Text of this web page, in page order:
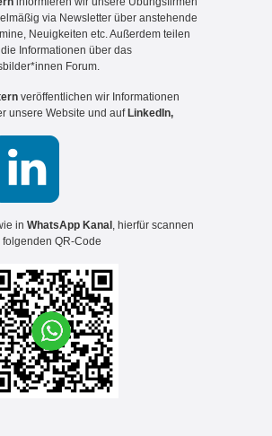
via Newsletter über anstehende
Neuigkeiten etc. Außerdem teilen
Informationen über das
Forum.
veröffentlichen wir Informationen
unsere Website und auf LinkedIn,
in WhatsApp Kanal , hierfür scannen
folgenden QR-Code